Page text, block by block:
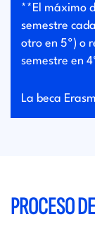
**El máximo
semestre
otro en 5º) o
semestre en
La beca
PROCESO